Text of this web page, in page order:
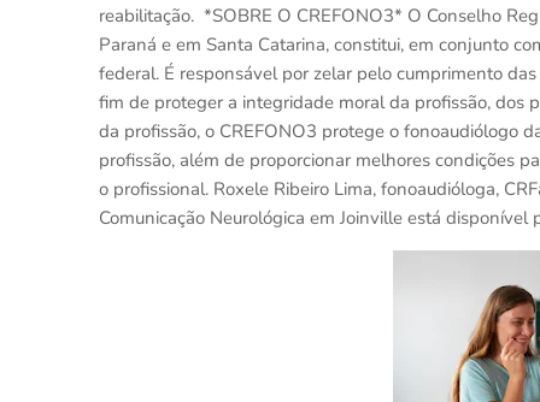
reabilitação. *SOBRE O CREFONO3* O Conselho
Paraná e em Santa Catarina, constitui, em conjunto
federal. É responsável por zelar pelo cumprimento
fim de proteger a integridade moral da profissão, dos
da profissão, o CREFONO3 protege o fonoaudiólogo
profissão, além de proporcionar melhores condições
o profissional. Roxele Ribeiro Lima, fonoaudióloga,
Comunicação Neurológica em Joinville está disponível